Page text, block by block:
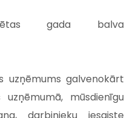
gada balva
uzņēmums galvenokārt
mūsdienīgu
darbinieku iesaiste